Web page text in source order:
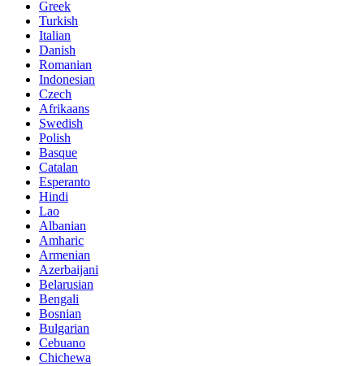
Greek
Turkish
Italian
Danish
Romanian
Indonesian
Czech
Afrikaans
Swedish
Polish
Basque
Catalan
Esperanto
Hindi
Lao
Albanian
Amharic
Armenian
Azerbaijani
Belarusian
Bengali
Bosnian
Bulgarian
Cebuano
Chichewa